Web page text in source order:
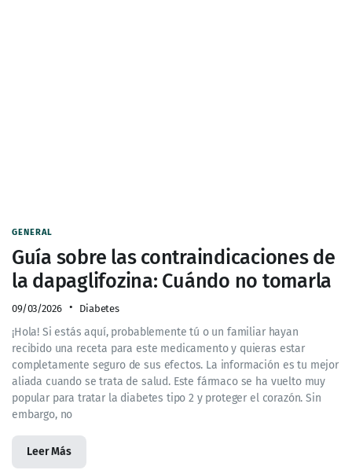
GENERAL
Guía sobre las contraindicaciones de
la dapaglifozina: Cuándo no tomarla
09/03/2026 Diabetes
¡Hola! Si estás aquí, probablemente tú o un familiar hayan
recibido una receta para este medicamento y quieras estar
completamente seguro de sus efectos. La información es tu mejor
aliada cuando se trata de salud. Este fármaco se ha vuelto muy
popular para tratar la diabetes tipo 2 y proteger el corazón. Sin
embargo, no
Leer Más